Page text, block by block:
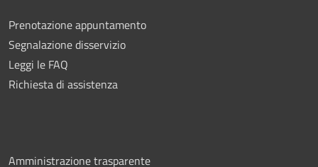
Prenotazione appuntamento
Segnalazione disservizio
Leggi le FAQ
Richiesta di assistenza
Amministrazione trasparente